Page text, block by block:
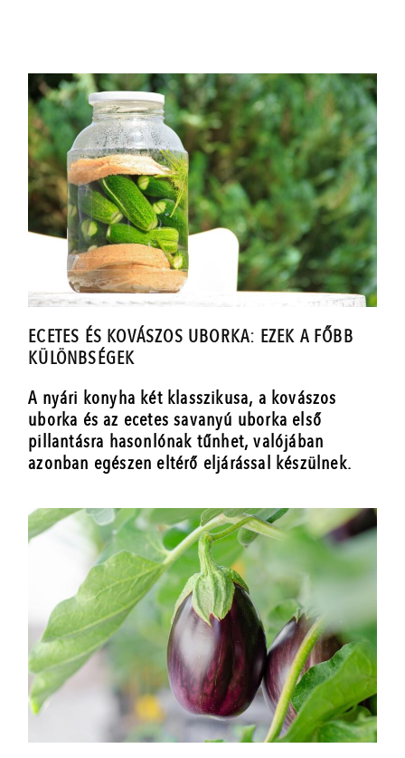
ECETES ÉS KOVÁSZOS UBORKA: EZEK A FŐBB
KÜLÖNBSÉGEK
A nyári konyha két klasszikusa, a kovászos
uborka és az ecetes savanyú uborka első
pillantásra hasonlónak tűnhet, valójában
azonban egészen eltérő eljárással készülnek.